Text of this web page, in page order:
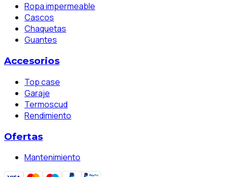
Ropa impermeable
Cascos
Chaquetas
Guantes
Accesorios
Top case
Garaje
Termoscud
Rendimiento
Ofertas
Mantenimiento